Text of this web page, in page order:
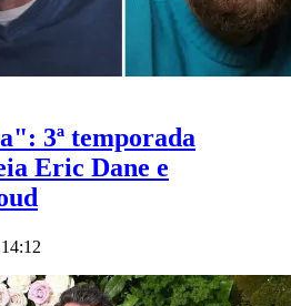
3ª temporada
Eric Dane e